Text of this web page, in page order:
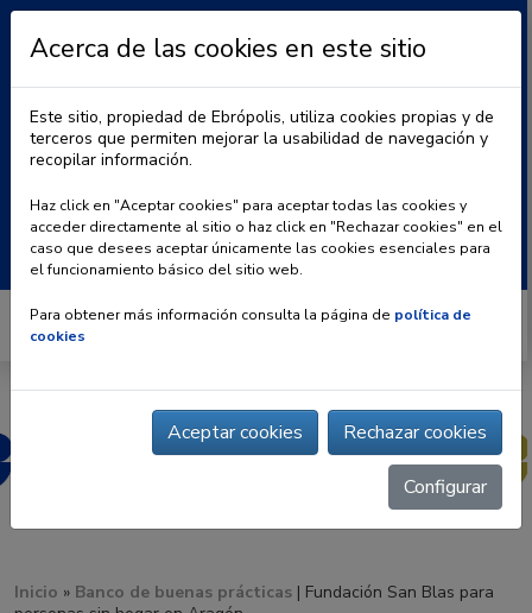
BLOG | CONTACTO
Buscar:
Inicio » Banco de buenas prácticas | Fundación San Blas para
Acerca de las cookies en este sitio
Este sitio, propiedad de Ebrópolis, utiliza cookies propias y de
terceros que permiten mejorar la usabilidad de navegación y
recopilar información.
Haz click en "Aceptar cookies" para aceptar todas las cookies y
acceder directamente al sitio o haz click en "Rechazar cookies" en el
caso que desees aceptar únicamente las cookies esenciales para
el funcionamiento básico del sitio web.
Para obtener más información consulta la página de política de
cookies
Aceptar cookies Rechazar cookies
Configurar